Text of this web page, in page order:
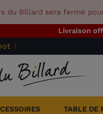
du Billard sera fermé
Livraison
〉
TABLE DE